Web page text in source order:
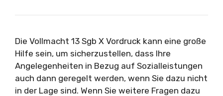
Die Vollmacht 13 Sgb X Vordruck kann eine große
Hilfe sein, um sicherzustellen, dass Ihre
Angelegenheiten in Bezug auf Sozialleistungen
auch dann geregelt werden, wenn Sie dazu nicht
in der Lage sind. Wenn Sie weitere Fragen dazu